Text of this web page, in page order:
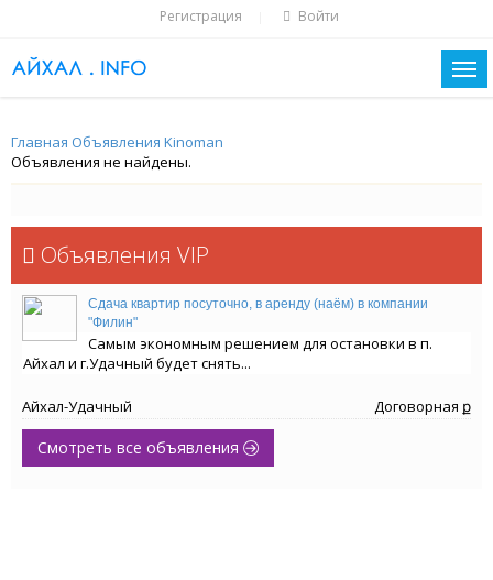
Регистрация Войти
Главная Объявления Kinoman
Объявления не найдены.
Объявления VIP
Сдача квартир посуточно, в аренду (наём) в компании
"Филин"
Самым экономным решением для остановки в п.
Айхал и г.Удачный будет снять...
Айхал-Удачный Договорная ք
Смотреть все объявления